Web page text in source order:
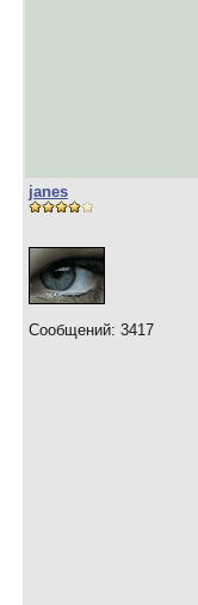
janes
Сообщений: 3417